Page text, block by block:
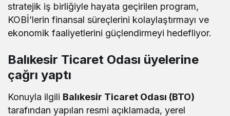
stratejik iş birliğiyle hayata geçirilen program,
KOBİ’lerin finansal süreçlerini kolaylaştırmayı ve
ekonomik faaliyetlerini güçlendirmeyi hedefliyor.
Balıkesir Ticaret Odası üyelerine
çağrı yaptı
Konuyla ilgili Balıkesir Ticaret Odası (BTO)
tarafından yapılan resmi açıklamada, yerel